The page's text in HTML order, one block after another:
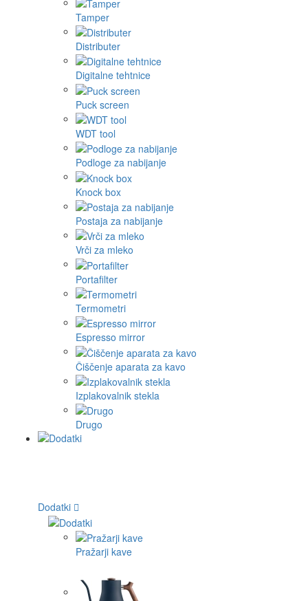
Tamper
Distributer
Digitalne tehtnice
Puck screen
WDT tool
Podloge za nabijanje
Knock box
Postaja za nabijanje
Vrči za mleko
Portafilter
Termometri
Espresso mirror
Čiščenje aparata za kavo
Izplakovalnik stekla
Drugo
Dodatki
Pražarji kave